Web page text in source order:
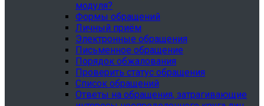
модуля?
Формы обращений
Личный приём
Электронные обращения
Письменное обращение
Порядок обжалования
Проверить статус обращения
Список обращений
Ответы на обращения, затрагивающие